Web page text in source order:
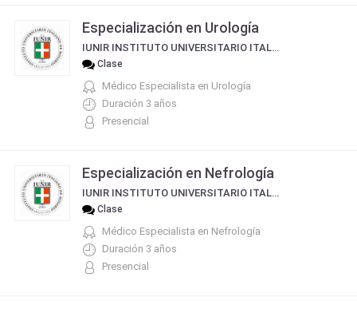
Especialización en Urología
IUNIR INSTITUTO UNIVERSITARIO ITALIANO DE ROSARIO
Clase
Médico Especialista en Urología
Duración 3 años
Presencial
Especialización en Nefrología
IUNIR INSTITUTO UNIVERSITARIO ITALIANO DE ROSARIO
Clase
Médico Especialista en Nefrología
Duración 3 años
Presencial